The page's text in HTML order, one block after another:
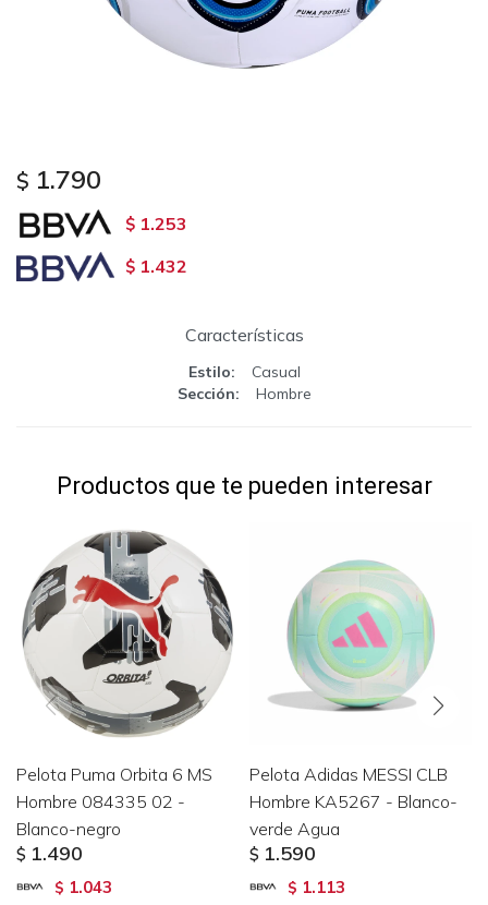
$ 1.790
$ 1.253
$ 1.432
Características
Estilo
Casual
Sección
Hombre
Productos que te pueden interesar
Pelota Puma Orbita 6 MS
Hombre 084335 02 -
Blanco-negro
$ 1.490
$ 1.043
Pelota Adidas MESSI CLB
Hombre KA5267 - Blanco-
verde Agua
$ 1.590
$ 1.113